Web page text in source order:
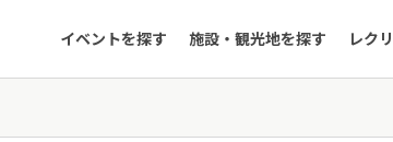
イベントを探す 施設・観光地を探す レク